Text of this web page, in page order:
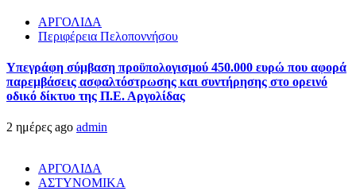
ΑΡΓΟΛΙΔΑ
Περιφέρεια Πελοποννήσου
Υπεγράφη σύμβαση προϋπολογισμού 450.000 ευρώ που αφορά
παρεμβάσεις ασφαλτόστρωσης και συντήρησης στο ορεινό
οδικό δίκτυο της Π.Ε. Αργολίδας
2 ημέρες ago admin
ΑΡΓΟΛΙΔΑ
ΑΣΤΥΝΟΜΙΚΑ